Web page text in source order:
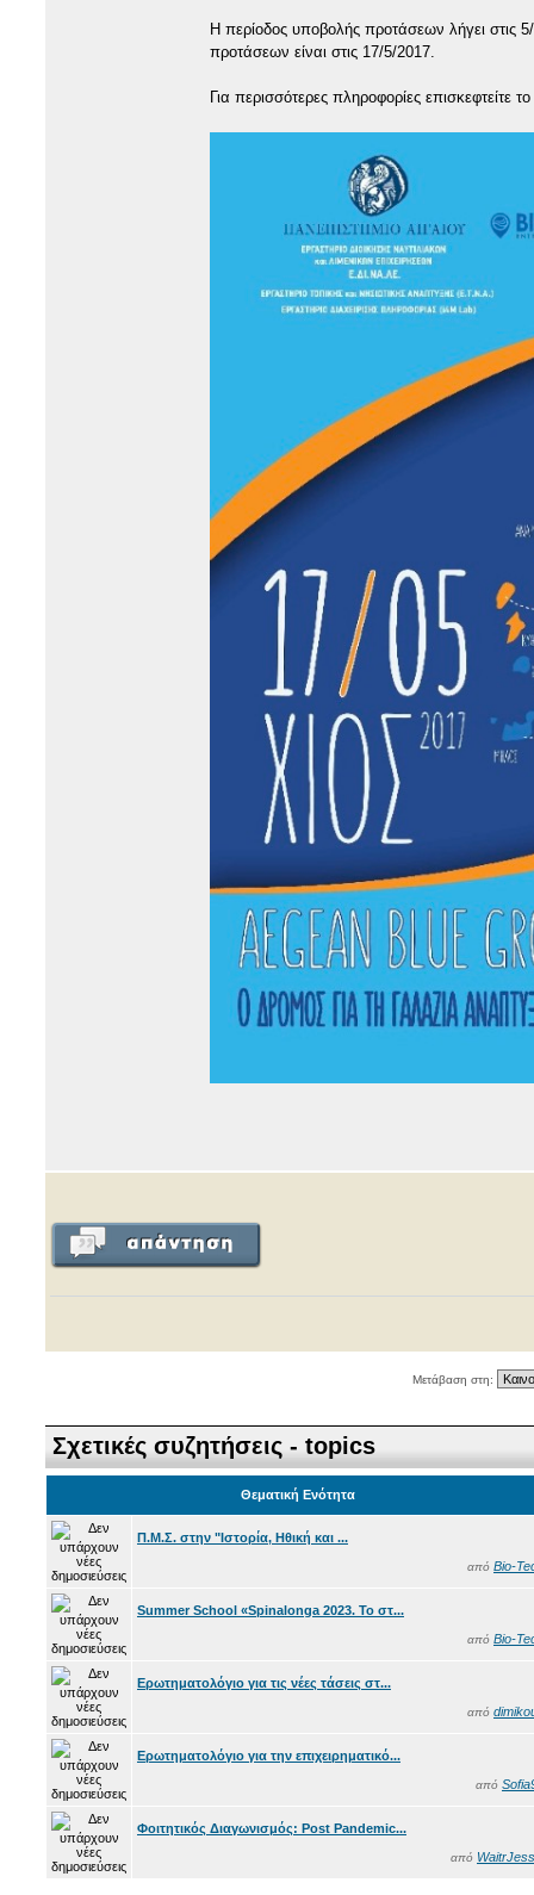
H περίοδος υποβολής προτάσεων λήγει στις
προτάσεων είναι στις 17/5/2017.
Για περισσότερες πληροφορίες επισκεφτείτε το
Μετάβαση στη:
Σχετικές συζητήσεις - topics
Θεματική Ενότητα
Π.Μ.Σ. στην "Ιστορία, Ηθική και ...
από Bio-
Summer School «Spinalonga 2023. Το στ...
από Bio-
Ερωτηματολόγιο για τις νέες τάσεις στ...
από
Ερωτηματολόγιο για την επιχειρηματικό...
από
Φοιτητικός Διαγωνισμός: Post Pandemic...
από